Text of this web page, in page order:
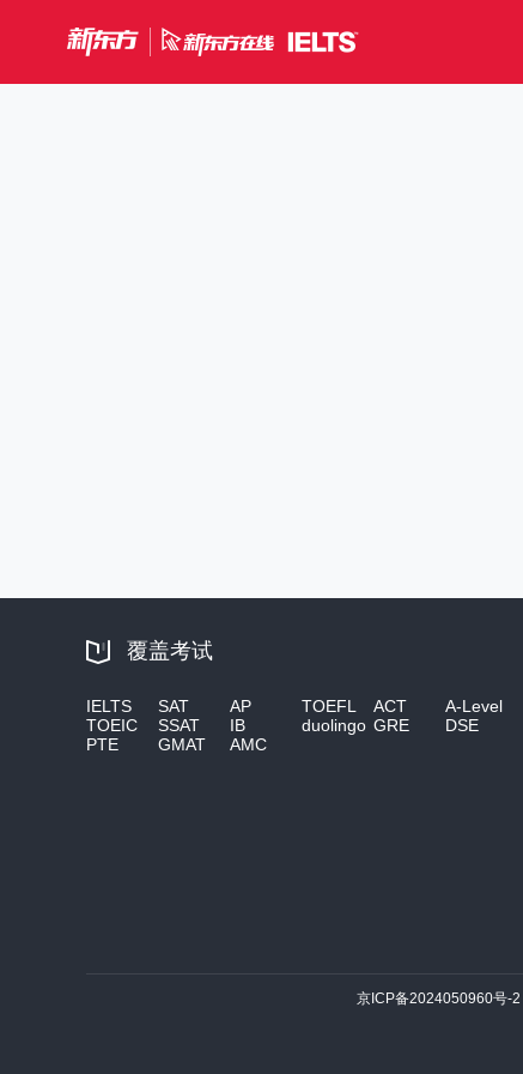
覆盖考试
IELTS SAT AP TOEFL ACT
A-Level
TOEIC
SSAT IB duolingo GRE
DSE
PTE
GMAT AMC
京ICP备2024050960号-2